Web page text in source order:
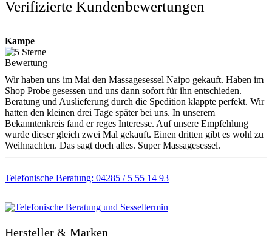
Verifizierte Kundenbewertungen
Kampe
Wir haben uns im Mai den Massagesessel Naipo gekauft. Haben im
Shop Probe gesessen und uns dann sofort für ihn entschieden.
Beratung und Auslieferung durch die Spedition klappte perfekt. Wir
hatten den kleinen drei Tage später bei uns. In unserem
Bekanntenkreis fand er reges Interesse. Auf unsere Empfehlung
wurde dieser gleich zwei Mal gekauft. Einen dritten gibt es wohl zu
Weihnachten. Das sagt doch alles. Super Massagesessel.
Telefonische Beratung: 04285 / 5 55 14 93
Hersteller & Marken